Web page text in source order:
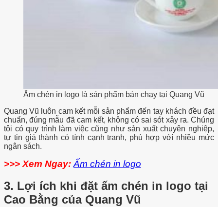
Ấm chén in logo là sản phẩm bán chạy tại Quang Vũ
Quang Vũ luôn cam kết mỗi sản phẩm đến tay khách đều đạt
chuẩn, đúng mẫu đã cam kết, không có sai sót xảy ra. Chúng
tôi có quy trình làm việc cũng như sản xuất chuyên nghiệp,
tự tin giá thành có tính cạnh tranh, phù hợp với nhiều mức
ngân sách.
>>> Xem Ngay: Ấm chén in logo
3. Lợi ích khi đặt ấm chén in logo tại
Cao Bằng của Quang Vũ